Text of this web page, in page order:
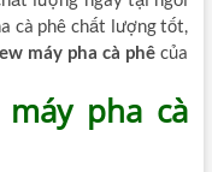
cà phê chất lượng tốt,
máy pha cà phê của
pha cà